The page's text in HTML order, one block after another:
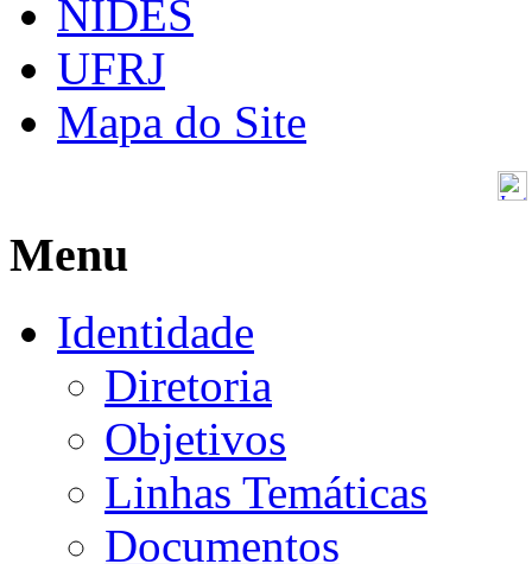
NIDES
UFRJ
Mapa do Site
Menu
Identidade
Diretoria
Objetivos
Linhas Temáticas
Documentos